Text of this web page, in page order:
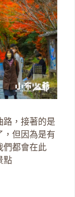
路，接著的是
，但因為是有
們都會在此
點